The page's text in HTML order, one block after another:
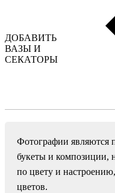
ДОБАВИТЬ
ВАЗЫ И
СЕКАТОРЫ
Фотографии
букеты и композиции,
по цвету и
цветов.